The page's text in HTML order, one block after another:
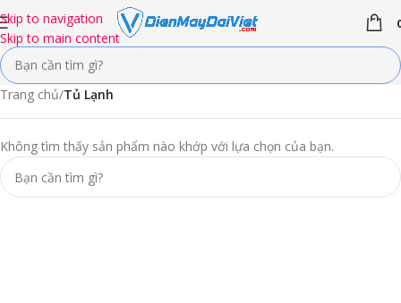
Skip to navigation
Skip to main content
Trang chủ/Tủ Lạnh
Không tìm thấy sản phẩm nào khớp với lựa chọn của bạn.